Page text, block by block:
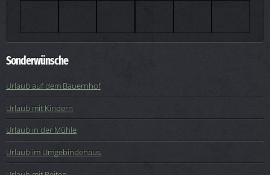
Sonderwünsche
Urlaub auf dem Bauernhof
Urlaub mit Kindern
Urlaub in der Mühle
Urlaub im Umgebindehaus